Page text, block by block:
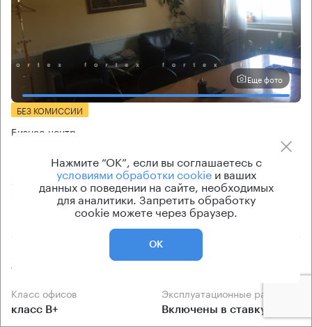
Еще фото
БЕЗ КОМИССИИ
Бизнес-центр
Москва, МКАД, 88-й километр
Алтуфьево → 4.01 км ~20 мин
Подмосковье
Арендуемые площади
122 — 370 кв.м
Ставка арендной платы
Класс офисов
класс B+
Эксплуатационные расходы
Включены в ставку
Нажмите “ОК”, если вы соглашаетесь с
условиями обработки cookieи ваших
данных о поведении на сайте, необходимых
для аналитики. Запретить обработку
cookie можете через браузер.
ОК